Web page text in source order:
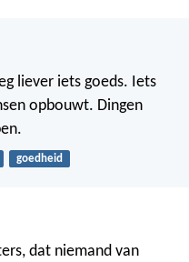
liever iets goeds. Iets
opbouwt. Dingen
goedheid
dat niemand van